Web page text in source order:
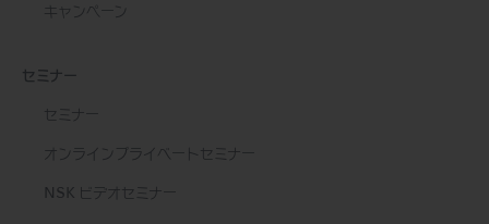
キャンペーン
セミナー
セミナー
オンラインプライベートセミナー
NSK ビデオセミナー